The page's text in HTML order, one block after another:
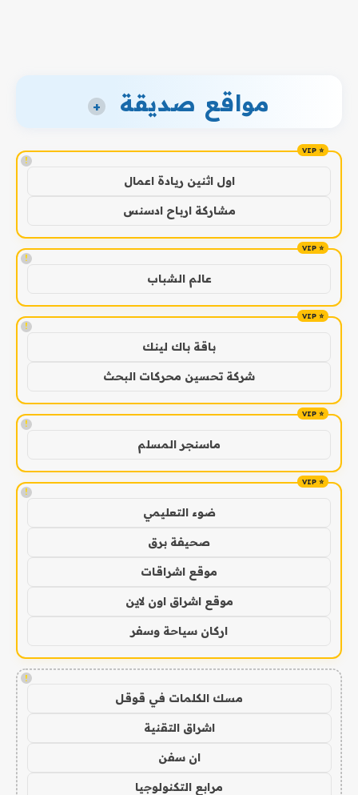
مواقع صديقة +
!
اول اثنين ريادة اعمال
مشاركة ارباح ادسنس
!
عالم الشباب
!
باقة باك لينك
شركة تحسين محركات البحث
!
ماسنجر المسلم
!
ضوء التعليمي
صحيفة برق
موقع اشراقات
موقع اشراق اون لاين
اركان سياحة وسفر
!
مسك الكلمات في قوقل
اشراق التقنية
ان سفن
مرابع التكنولوجيا